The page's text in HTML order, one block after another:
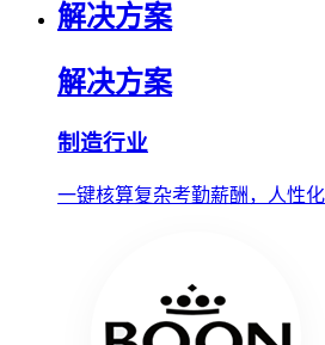
解决方案
解决方案
制造行业
一键核算复杂考勤薪酬，人性